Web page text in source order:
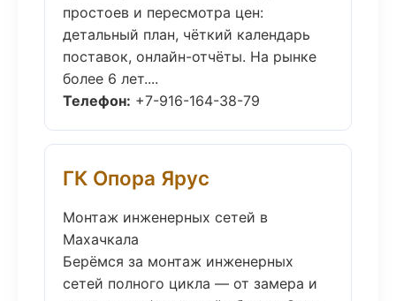
простоев и пересмотра цен:
детальный план, чёткий календарь
поставок, онлайн-отчёты. На рынке
более 6 лет....
Телефон: +7-916-164-38-79
ГК Опора Ярус
Монтаж инженерных сетей в
Махачкала
Берёмся за монтаж инженерных
сетей полного цикла — от замера и